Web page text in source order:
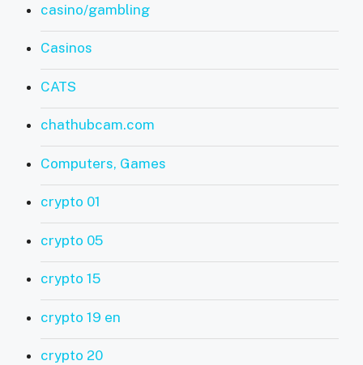
casino/gambling
Casinos
CATS
chathubcam.com
Computers, Games
crypto 01
crypto 05
crypto 15
crypto 19 en
crypto 20